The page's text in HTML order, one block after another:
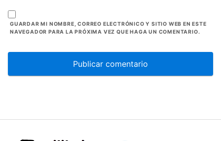
GUARDAR MI NOMBRE, CORREO ELECTRÓNICO Y SITIO WEB EN ESTE
NAVEGADOR PARA LA PRÓXIMA VEZ QUE HAGA UN COMENTARIO.